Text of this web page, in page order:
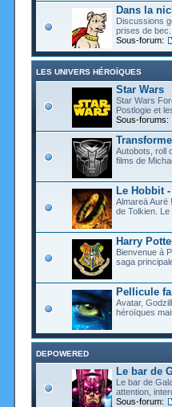
Dans la
Discussions
prises de bec...
Sous-forum:
LES UNIVERS HÉROÏQUES
Star Wars
Star Wars
Postlogie et
Sous-forums:
Autobots, roll
films de
Le Hobbit
Almareä Aurë
de Tolkien. Le
Harry
Bienvenue à
saga
Pellicule
Avatar,
héroïques
DEPOWERED
Le bar de
Le bar de
attention,
Sous-forum: